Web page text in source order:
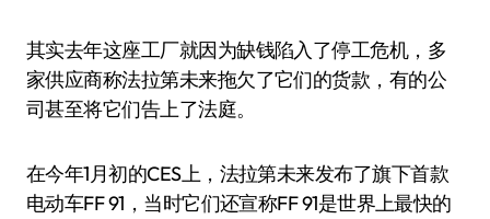
其实去年这座工厂就因为缺钱陷入了停工危机，多
家供应商称法拉第未来拖欠了它们的货款，有的公
司甚至将它们告上了法庭。
在今年1月初的CES上，法拉第未来发布了旗下首款
电动车FF 91，当时它们还宣称FF 91是世界上最快的